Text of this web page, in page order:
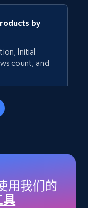
by
Initial
count, and
Initial
count, and
用我们的